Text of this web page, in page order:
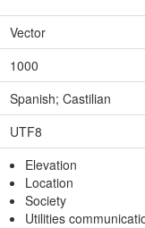
Vector
1000
Spanish; Castilian
UTF8
Elevation
Location
Society
Utilities